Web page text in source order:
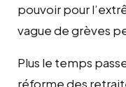
pouvoir pour
vague de grèves
Plus le temps
réforme des